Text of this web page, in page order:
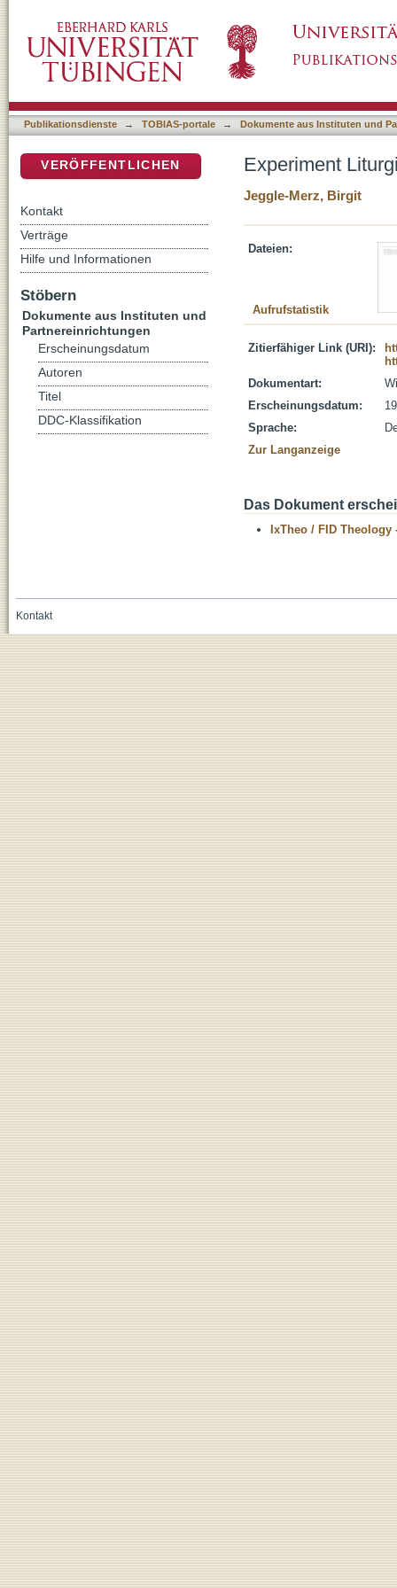
Publikationsdienste → TOBIAS-portale → Dokumente aus Instituten und
Experiment
Jeggle-Merz, Birgit
Dateien:
Aufrufstatistik
Zitierfähiger Link (URI):
Dokumentart:
Erscheinungsdatum:
Sprache:
Zur Langanzeige
Das Dokument
IxTheo / FID Theology
VERÖFFENTLICHEN
Kontakt
Verträge
Hilfe und Informationen
Stöbern
Dokumente aus Instituten und
Partnereinrichtungen
Erscheinungsdatum
Autoren
Titel
DDC-Klassifikation
Kontakt